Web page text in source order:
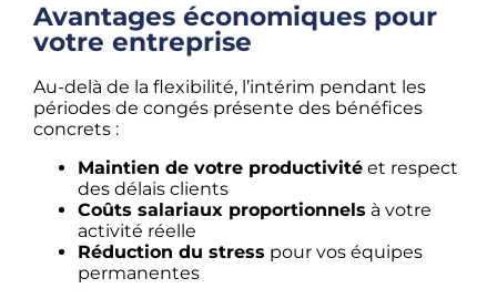
Avantages économiques pour
votre entreprise
Au-delà de la flexibilité, l’intérim pendant les
périodes de congés présente des bénéfices
concrets :
Maintien de votre productivitéet respect
des délais clients
Coûts salariaux proportionnels à votre
activité réelle
Réduction du stress pour vos équipes
permanentes